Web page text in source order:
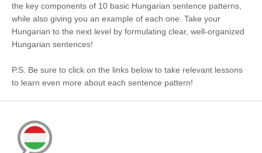
the key components of 10 basic Hungarian sentence patterns,
while also giving you an example of each one. Take your
Hungarian to the next level by formulating clear, well-organized
Hungarian sentences!
P.S. Be sure to click on the links below to take relevant lessons
to learn even more about each sentence pattern!